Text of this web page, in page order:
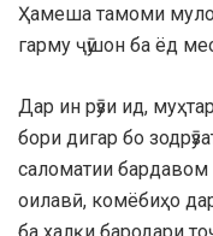
Ҳамеша тамоми
гарму ҷӯшон ба ёд
Дар ин рӯзи ид,
бори дигар бо
саломатии бардавом
оилавӣ, комёбиҳо